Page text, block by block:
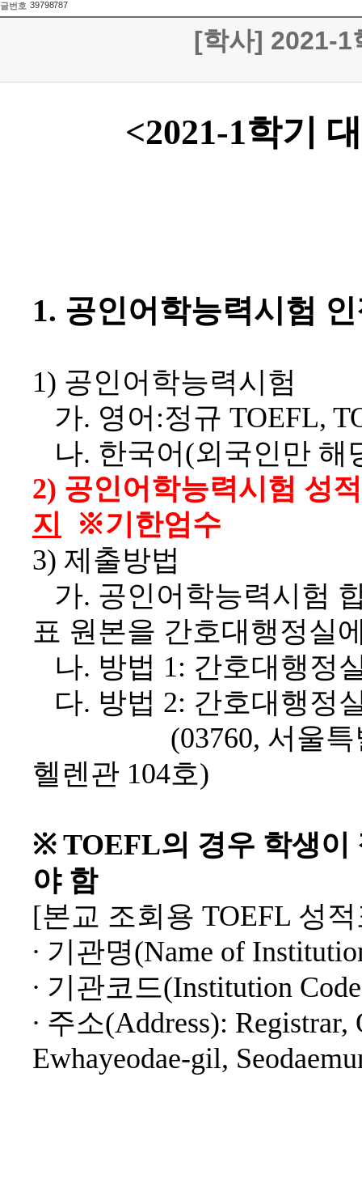
글번호 39798787
[학사] 2021-1
<2021-1학기
1. 공인어학능력시험
1) 공인어학능력시험
가. 영어 :정규 TOEFL,
나. 한국어 (외국인만 해
2) 공인어학능력시험 성
지
※기한엄수
3) 제출방법
가. 공인어학능력시험
표 원본을 간호대행정실
나. 방법 1: 간호대행정
다. 방법 2: 간호대행정
(03760, 서울
헬렌관 104호)
※ TOEFL의 경우 학생
야 함
[본교 조회용 TOEFL 성
∙ 기관명(Name of
∙ 기관코드(Institution
∙ 주소(Address):
Ewhayeodae-gil,